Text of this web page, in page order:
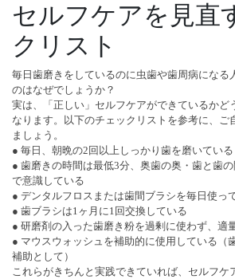
セルフケアを見直
クリスト
毎日歯磨きをしているのに虫歯や歯周病になる
のはなぜでしょうか？
実は、「正しい」セルフケアができているかど
なります。以下のチェックリストを参考に、ご
ましょう。
● 毎日、朝晩の2回以上しっかり歯を磨いている
● 歯磨きの時間は最低3分、奥歯の奥・歯と歯
で意識している
● デンタルフロスまたは歯間ブラシを毎日使っ
● 歯ブラシは1ヶ月に1回交換している
● 研磨剤の入った歯磨き粉を過剰に使わず、適
● マウスウォッシュを補助的に使用している（
補助として）
これらがきちんと実践できていれば、セルフケ